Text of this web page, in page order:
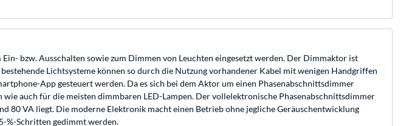
bzw. Ausschalten sowie zum Dimmen von Leuchten eingesetzt werden. Der Dimmaktor ist
Lichtsysteme können so durch die Nutzung vorhandener Kabel mit wenigen Handgriffen
App gesteuert werden. Da es sich bei dem Aktor um einen Phasenabschnittsdimmer
auch für die meisten dimmbaren LED-Lampen. Der vollelektronische Phasenabschnittsdimmer
80 VA liegt. Die moderne Elektronik macht einen Betrieb ohne jegliche Geräuschentwicklung
%-Schritten gedimmt werden.